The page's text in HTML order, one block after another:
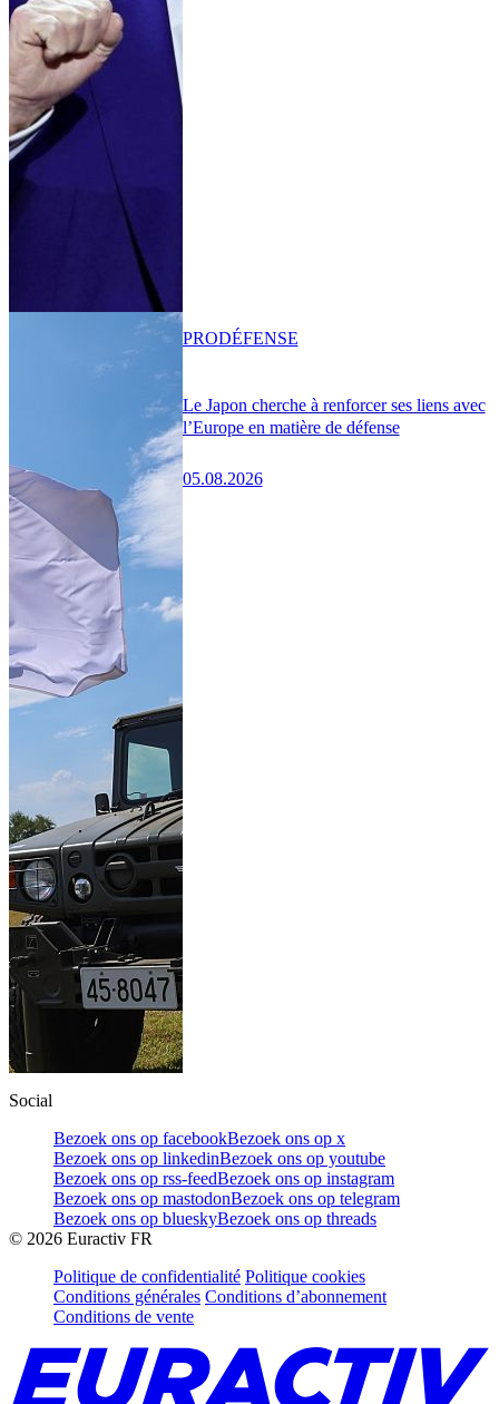
Le Japon cherche à renforcer ses liens avec
l’Europe en matière de défense
05.08.2026
PRODÉFENSE
Social
Bezoek ons op facebookBezoek ons op x
Bezoek ons op linkedinBezoek ons op youtube
Bezoek ons op rss-feedBezoek ons op instagram
Bezoek ons op mastodonBezoek ons op telegram
Bezoek ons op blueskyBezoek ons op threads
© 2026 Euractiv FR
Politique de confidentialité Politique cookies
Conditions générales Conditions d’abonnement
Conditions de vente